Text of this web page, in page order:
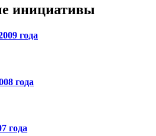
инициативы
года
года
года